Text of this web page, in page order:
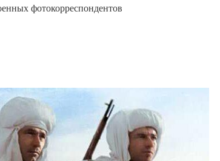
фотокорреспондентов